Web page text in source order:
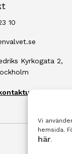
Vi
hemsida.
här.
10
Kyrkogata 2,